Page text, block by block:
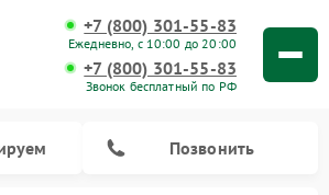
+7 (800) 301-55-83
Ежедневно, с 10:00 до 20:00
+7 (800) 301-55-83
Звонок бесплатный по РФ
Позвонить